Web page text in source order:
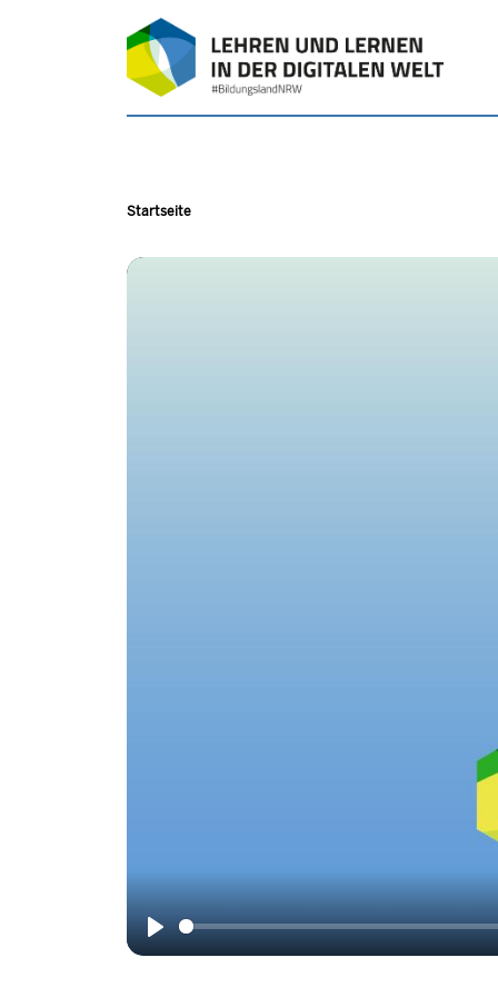
Direkt zum Inhalt
LEHREN
Pfadnavigation
Startseite
Wiedergabe